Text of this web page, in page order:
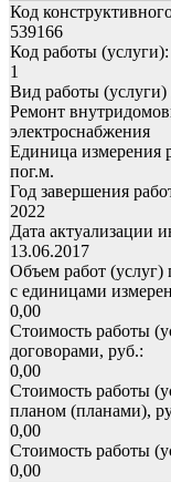
Код
539166
Код работы (услуги):
1
Вид работы
Ремонт
электроснабжения
Единица измерения
пог.м.
Год завершения
2022
Дата актуализации
13.06.2017
Объем работ (услуг)
с единицами
0,00
Стоимость работы
договорами, руб.:
0,00
Стоимость работы
планом (планами),
0,00
Стоимость работы
0,00